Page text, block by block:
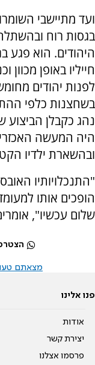
ועד מתיישבי
בגסות רוח
היהודים. הוא
חייליו באופן
לפנות יהודים
בשחצנות כלפי
נהג כקבלן
היה המעשה
ובהשארת ילדיו
"התנכלויותיו
הופכים אותו
שלום עכשיו",
מצאתם
פנו אלינו
אודות
יצירת קשר
פרסמו אצלנו